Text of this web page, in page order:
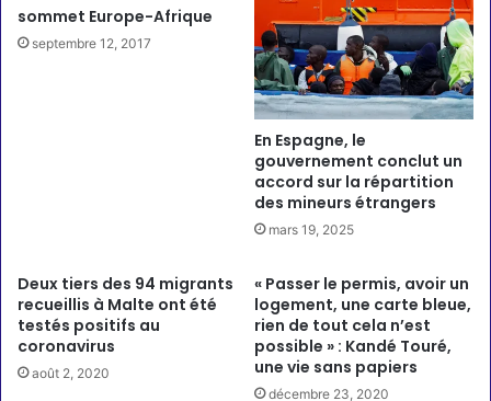
sommet Europe-Afrique
septembre 12, 2017
En Espagne, le
gouvernement conclut un
accord sur la répartition
des mineurs étrangers
mars 19, 2025
Deux tiers des 94 migrants
recueillis à Malte ont été
testés positifs au
coronavirus
août 2, 2020
« Passer le permis, avoir un
logement, une carte bleue,
rien de tout cela n’est
possible » : Kandé Touré,
une vie sans papiers
décembre 23, 2020